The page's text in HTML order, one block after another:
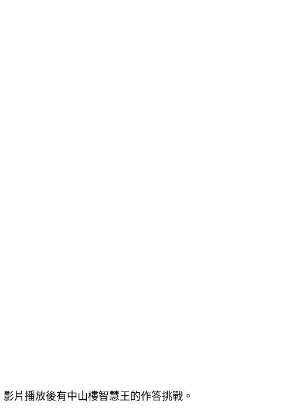
片播放後有中山樓智慧王的作答挑戰。